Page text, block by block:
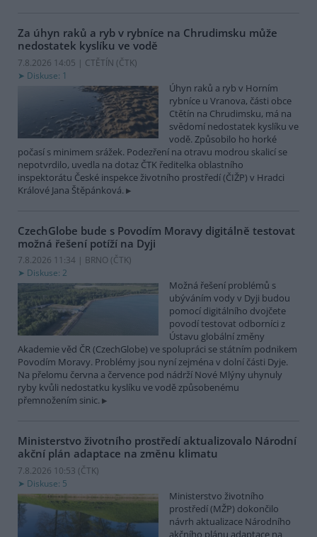
Za úhyn raků a ryb v rybníce na Chrudimsku může
nedostatek kyslíku ve vodě
7.8.2026 14:05 | CTĚTÍN (ČTK)
Diskuse: 1
Úhyn raků a ryb v Horním
rybníce u Vranova, části obce
Ctětín na Chrudimsku, má na
svědomí nedostatek kyslíku ve
vodě. Způsobilo ho horké
počasí s minimem srážek. Podezření na otravu modrou skalicí se
nepotvrdilo, uvedla na dotaz ČTK ředitelka oblastního
inspektorátu České inspekce životního prostředí (ČIŽP) v Hradci
Králové Jana Štěpánková.
CzechGlobe bude s Povodím Moravy digitálně testovat
možná řešení potíží na Dyji
7.8.2026 11:34 | BRNO (ČTK)
Diskuse: 2
Možná řešení problémů s
ubýváním vody v Dyji budou
pomocí digitálního dvojčete
povodí testovat odborníci z
Ústavu globální změny
Akademie věd ČR (CzechGlobe) ve spolupráci se státním podnikem
Povodím Moravy. Problémy jsou nyní zejména v dolní části Dyje.
Na přelomu června a července pod nádrží Nové Mlýny uhynuly
ryby kvůli nedostatku kyslíku ve vodě způsobenému
přemnožením sinic.
Ministerstvo životního prostředí aktualizovalo Národní
akční plán adaptace na změnu klimatu
7.8.2026 10:53 (ČTK)
Diskuse: 5
Ministerstvo životního
prostředí (MŽP) dokončilo
návrh aktualizace Národního
akčního plánu adaptace na